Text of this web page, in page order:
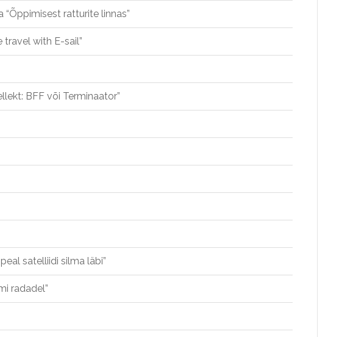
“Õppimisest ratturite linnas”
travel with E-sail”
BFF või Terminaator”
satelliidi silma läbi”
radadel”